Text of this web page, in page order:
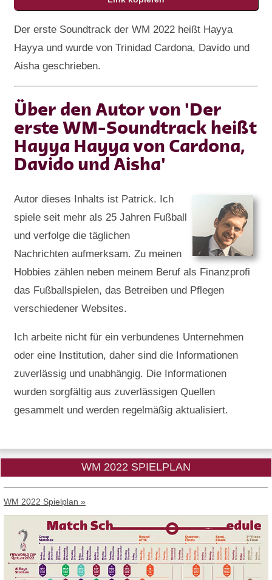
Der erste Soundtrack der WM 2022 heißt Hayya
Hayya und wurde von Trinidad Cardona, Davido und
Aisha geschrieben.
Über den Autor von 'Der
erste WM-Soundtrack heißt
Hayya Hayya von Cardona,
Davido und Aisha'
Autor dieses Inhalts ist Patrick. Ich
spiele seit mehr als 25 Jahren Fußball
und verfolge die täglichen
Nachrichten aufmerksam. Zu meinen
Hobbies zählen neben meinem Beruf als Finanzprofi
das Fußballspielen, das Betreiben und Pflegen
verschiedener Websites.
Ich arbeite nicht für ein verbundenes Unternehmen
oder eine Institution, daher sind die Informationen
zuverlässig und unabhängig. Die Informationen
wurden sorgfältig aus zuverlässigen Quellen
gesammelt und werden regelmäßig aktualisiert.
WM 2022 SPIELPLAN
WM 2022 Spielplan »